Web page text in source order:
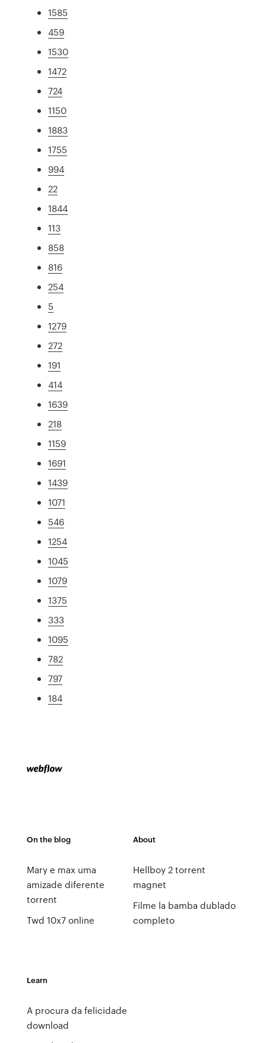
1585
459
1530
1472
724
1150
1883
1755
994
22
1844
113
858
816
254
5
1279
272
191
414
1639
218
1159
1691
1439
1071
546
1254
1045
1079
1375
333
1095
782
797
184
On the blog
Mary e max uma
amizade diferente
torrent
Twd 10x7 online
About
Hellboy 2 torrent
magnet
Filme la bamba dublado
completo
Learn
A procura da felicidade
download